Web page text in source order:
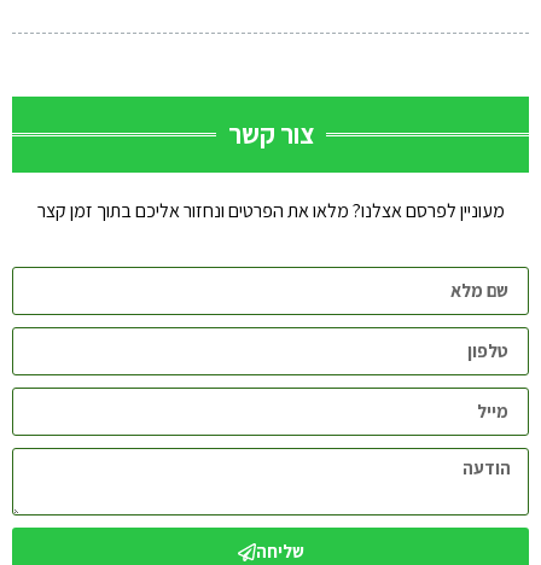
צור קשר
מעוניין לפרסם אצלנו? מלאו את הפרטים ונחזור אליכם בתוך זמן קצר
שליחה